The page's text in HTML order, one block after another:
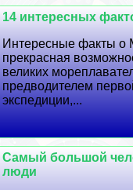
14 интересных
Интересные факты о
прекрасная
великих
предводителем
экспедиции,...
Самый большой
люди